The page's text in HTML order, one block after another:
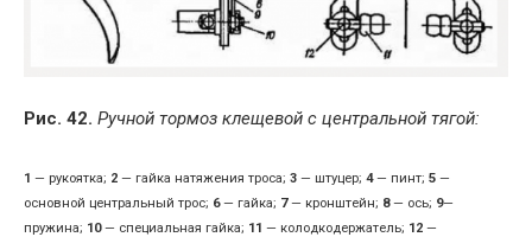
Рис. 42. Ручной тормоз клещевой с центральной тягой:
1 — рукоятка; 2 — гайка натяжения троса; 3 — штуцер; 4— пинт; 5 —
основной центральный трос; 6— гайка; 7— кронштейн; 8— ось; 9—
пружина; 10— специальная гайка; 11 — колодкодержатель; 12 —